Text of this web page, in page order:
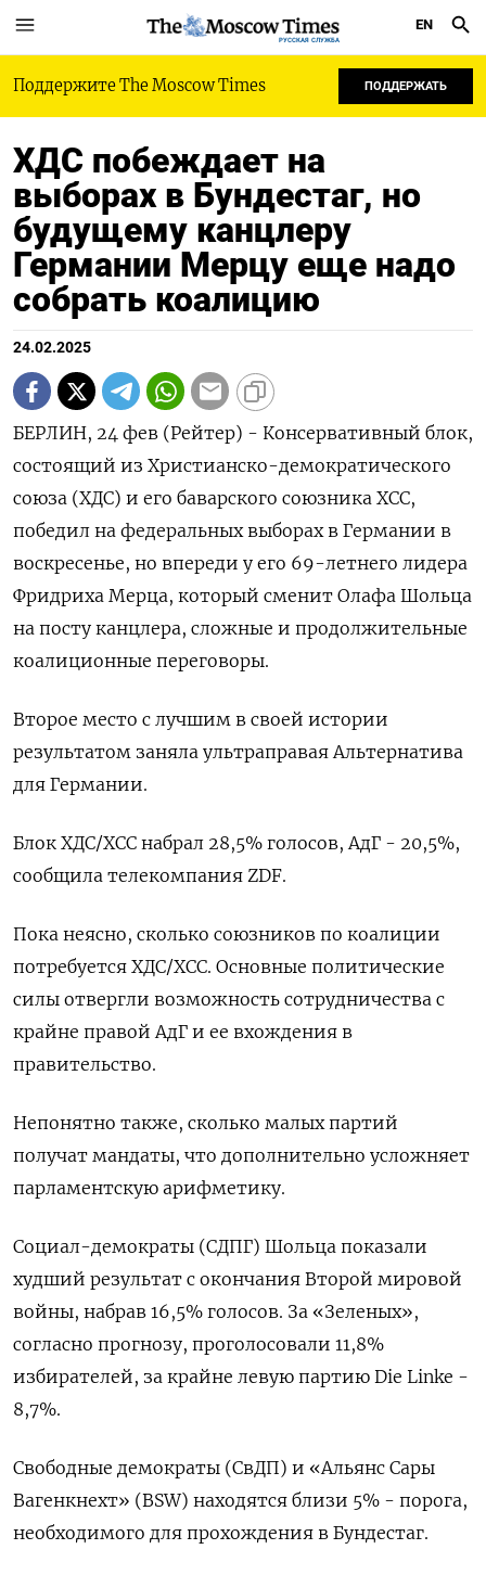
РУССКАЯ СЛУЖБА
EN
Поддержите The Moscow Times ПОДДЕРЖАТЬ
ХДС побеждает на
выборах в Бундестаг, но
будущему канцлеру
Германии Мерцу еще надо
собрать коалицию
24.02.2025
БЕРЛИН, 24 фев (Рейтер) - Консервативный блок,
состоящий из Христианско-демократического
союза (ХДС) и его баварского союзника ХСС,
победил на федеральных выборах в Германии в
воскресенье, но впереди у его 69-летнего лидера
Фридриха Мерца, который сменит Олафа Шольца
на посту канцлера, сложные и продолжительные
коалиционные переговоры.
Второе место с лучшим в своей истории
результатом заняла ультраправая Альтернатива
для Германии.
Блок ХДС/ХСС набрал 28,5% голосов, AдГ - 20,5%,
сообщила телекомпания ZDF.
Пока неясно, сколько союзников по коалиции
потребуется ХДС/ХСС. Основные политические
силы отвергли возможность сотрудничества с
крайне правой АдГ и ее вхождения в
правительство.
Непонятно также, сколько малых партий
получат мандаты, что дополнительно усложняет
парламентскую арифметику.
Социал-демократы (СДПГ) Шольца показали
худший результат с окончания Второй мировой
войны, набрав 16,5% голосов. За «Зеленых»,
согласно прогнозу, проголосовали 11,8%
избирателей, за крайне левую партию Die Linke -
8,7%.
Свободные демократы (СвДП) и «Альянс Сары
Вагенкнехт» (BSW) находятся близи 5% - порога,
необходимого для прохождения в Бундестаг.